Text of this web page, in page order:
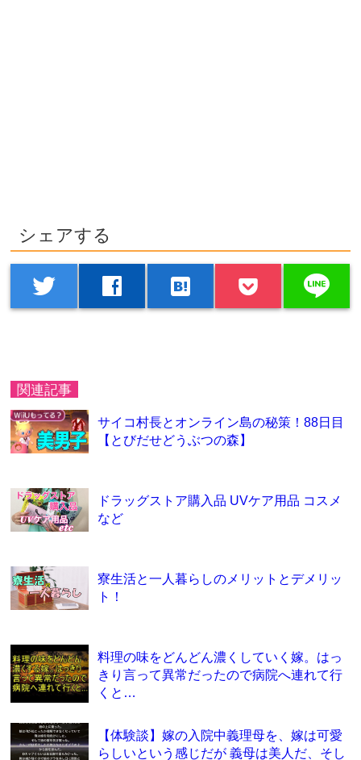
シェアする
twitter facebook hatenabookmark line
関連記事
サイコ村長とオンライン島の秘策！88日目
【とびだせどうぶつの森】
ドラッグストア購入品 UVケア用品 コスメ
など
寮生活と一人暮らしのメリットとデメリッ
ト！
料理の味をどんどん濃くしていく嫁。はっ
きり言って異常だったので病院へ連れて行
くと…
【体験談】嫁の入院中義理母を、嫁は可愛
らしいという感じだが 義母は美人だ、そし